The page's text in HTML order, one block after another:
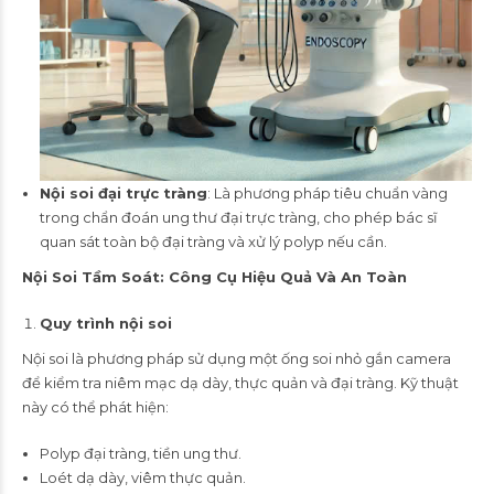
Nội soi đại trực tràng: Là phương pháp tiêu chuẩn vàng
trong chẩn đoán ung thư đại trực tràng, cho phép bác sĩ
quan sát toàn bộ đại tràng và xử lý polyp nếu cần.
Nội Soi Tầm Soát: Công Cụ Hiệu Quả Và An Toàn
Quy trình nội soi
Nội soi là phương pháp sử dụng một ống soi nhỏ gắn camera
để kiểm tra niêm mạc dạ dày, thực quản và đại tràng. Kỹ thuật
này có thể phát hiện:
Polyp đại tràng, tiền ung thư.
Loét dạ dày, viêm thực quản.